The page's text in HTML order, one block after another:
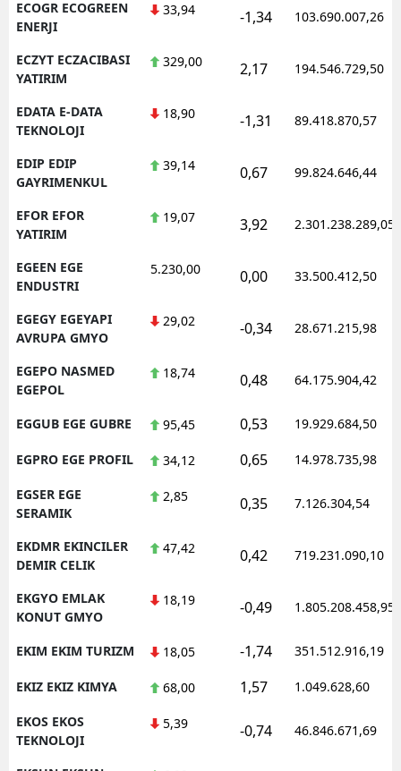
ECOGR ECOGREEN
ENERJI
33,94 -1,34 103.690.007,26
ECZYT ECZACIBASI
YATIRIM
329,00 2,17 194.546.729,50
EDATA E-DATA
TEKNOLOJI
18,90 -1,31 89.418.870,57
EDIP EDIP
GAYRIMENKUL
39,14 0,67 99.824.646,44
EFOR EFOR
YATIRIM
19,07 3,92 2.301.238.289,05
EGEEN EGE
ENDUSTRI
5.230,00 0,00 33.500.412,50
EGEGY EGEYAPI
AVRUPA GMYO
29,02 -0,34 28.671.215,98
EGEPO NASMED
EGEPOL
18,74 0,48 64.175.904,42
EGGUB EGE GUBRE 95,45 0,53 19.929.684,50
EGPRO EGE PROFIL 34,12 0,65 14.978.735,98
EGSER EGE
SERAMIK
2,85 0,35 7.126.304,54
EKDMR EKINCILER
DEMIR CELIK
47,42 0,42 719.231.090,10
EKGYO EMLAK
KONUT GMYO
18,19 -0,49 1.805.208.458,95
EKIM EKIM TURIZM 18,05 -1,74 351.512.916,19
EKIZ EKIZ KIMYA 68,00 1,57 1.049.628,60
EKOS EKOS
TEKNOLOJI
5,39 -0,74 46.846.671,69